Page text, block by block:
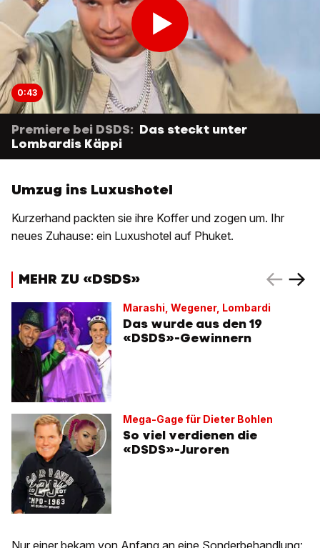
0:43
Premiere bei DSDS: Das steckt unter
Lombardis Käppi
Umzug ins Luxushotel
Kurzerhand packten sie ihre Koffer und zogen um. Ihr
neues Zuhause: ein Luxushotel auf Phuket.
MEHR ZU «DSDS»
Marashi, Wegener, Lombardi
Das wurde aus den 19
«DSDS»-Gewinnern
Mega-Gage für Dieter Bohlen
So viel verdienen die
«DSDS»-Juroren